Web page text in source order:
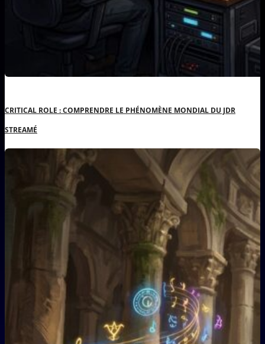
CRITICAL ROLE : COMPRENDRE LE PHÉNOMÈNE MONDIAL DU JDR
STREAMÉ